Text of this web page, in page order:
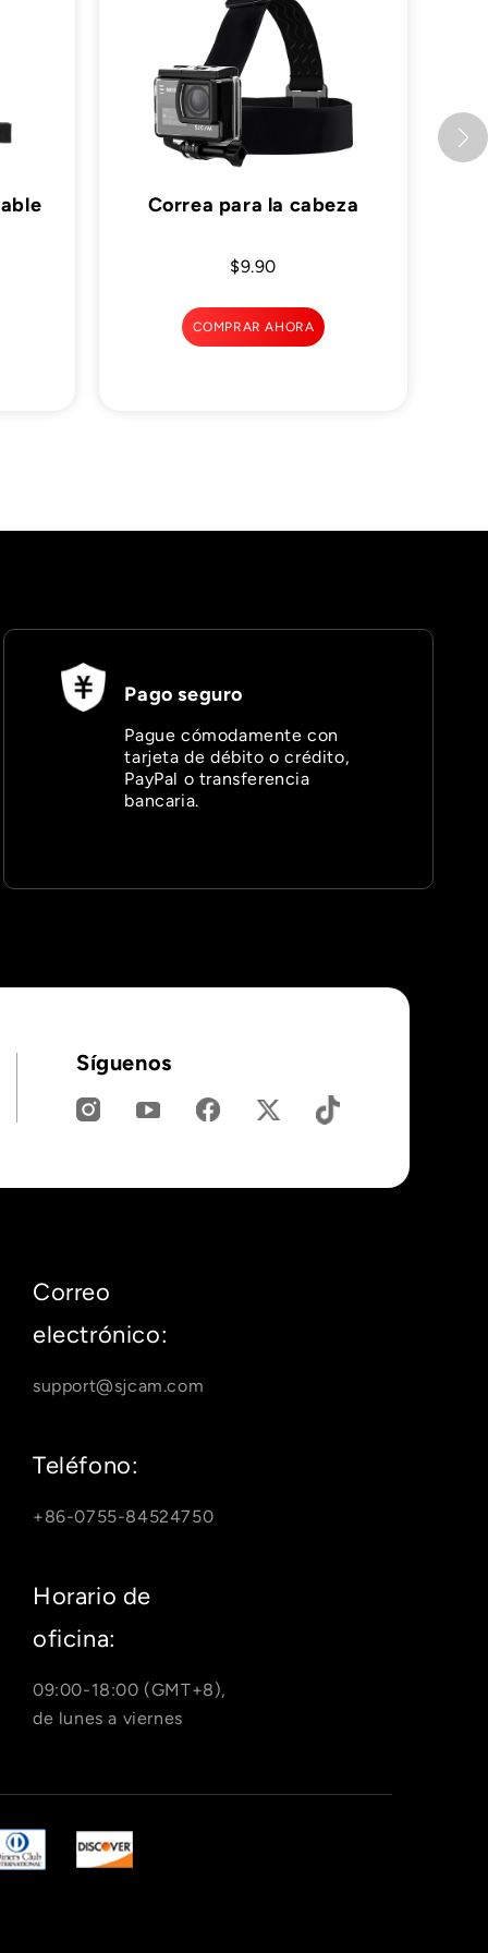
Correa para la cabeza
$9.90
COMPRAR AHORA
Pago seguro
Pague cómodamente con
tarjeta de débito o crédito,
PayPal o transferencia
bancaria.
Síguenos
Correo
electrónico:
support@sjcam.com
Teléfono:
+86-0755-84524750
Horario de
oficina:
09:00-18:00 (GMT+8),
de lunes a viernes